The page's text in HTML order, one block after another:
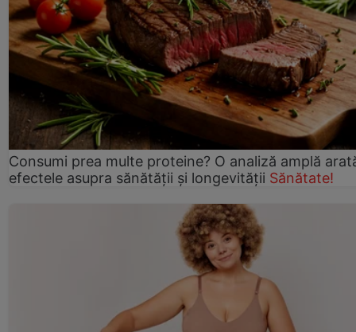
Consumi prea multe proteine? O analiză amplă
efectele asupra sănătății și longevității Sănătate!